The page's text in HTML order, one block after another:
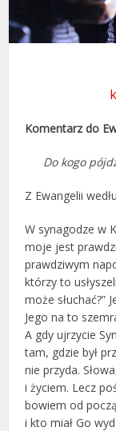
Komentarz do
Do kogo
Z Ewangelii
W synagodze w
moje jest
prawdziwym
którzy to
może słuchać?”
Jego na to
A gdy ujrzycie
tam, gdzie był
nie przyda.
i życiem. Lecz
bowiem od
i kto miał Go